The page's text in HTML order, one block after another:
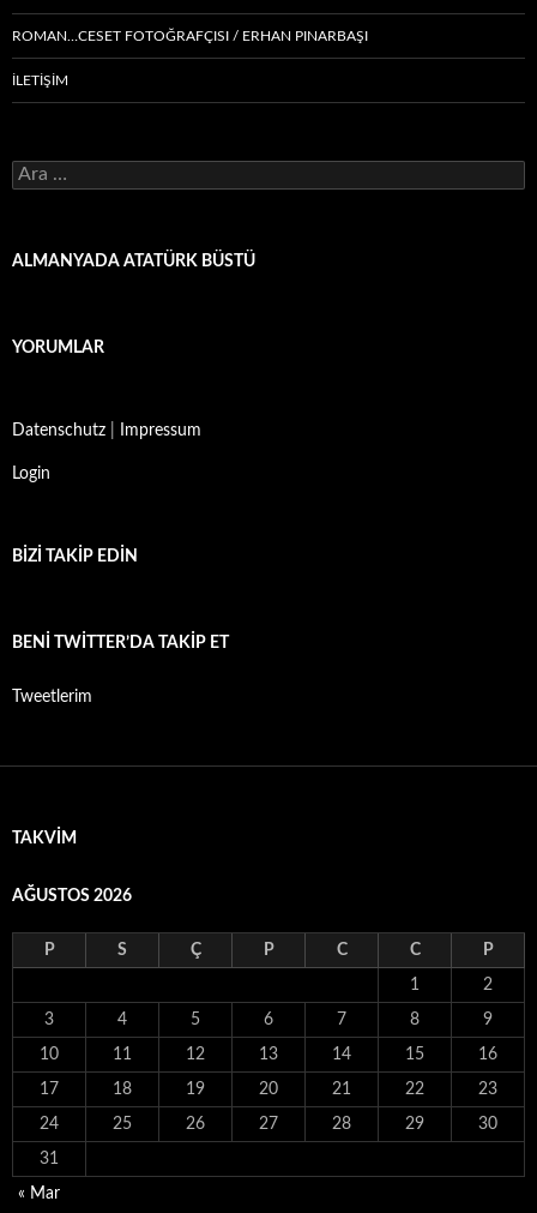
ROMAN…CESET FOTOĞRAFÇISI / ERHAN PINARBAŞI
İLETİŞİM
Arama:
ALMANYADA ATATÜRK BÜSTÜ
YORUMLAR
Datenschutz Impressum
Login
BIZI TAKIP EDIN
BENI TWITTER’DA TAKIP ET
Tweetlerim
TAKVIM
AĞUSTOS 2026
P S Ç P C C P
1 2
3 4 5 6 7 8 9
10 11 12 13 14 15 16
17 18 19 20 21 22 23
24 25 26 27 28 29 30
31
« Mar